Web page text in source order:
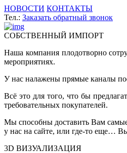
НОВОСТИ КОНТАКТЫ
Тел.: Заказать обратный звонок
СОБСТВЕННЫЙ ИМПОРТ
Наша компания плодотворно
мероприятиях.
У нас налажены прямые каналы
Всё это для того, что бы
требовательных покупателей.
Мы способны доставить Вам
у нас на сайте, или где-то еще…
3D ВИЗУАЛИЗАЦИЯ